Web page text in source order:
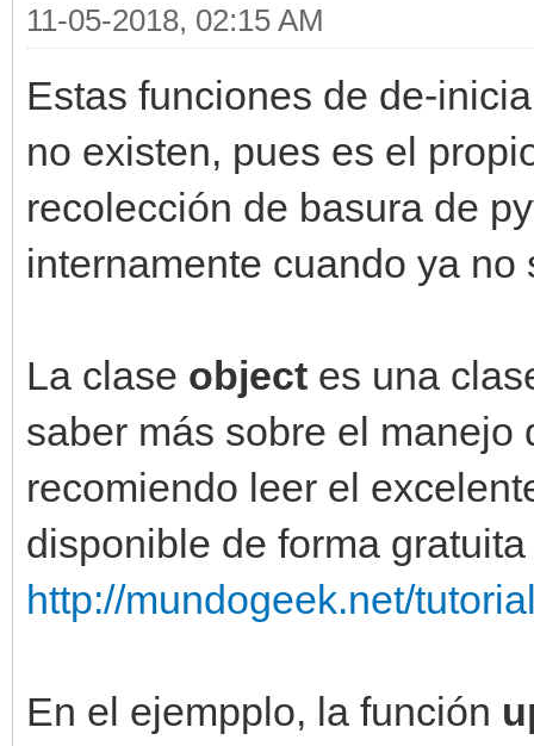
11-05-2018, 02:15 AM
Estas funciones de de-
no existen, pues es el
recolección de basura de
internamente cuando ya no
La clase object es una
saber más sobre el manejo
recomiendo leer el
disponible de forma
http://mundogeek.net/
En el ejempplo, la función